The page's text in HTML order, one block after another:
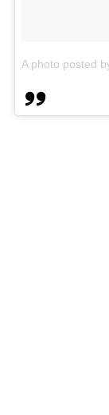
A photo posted